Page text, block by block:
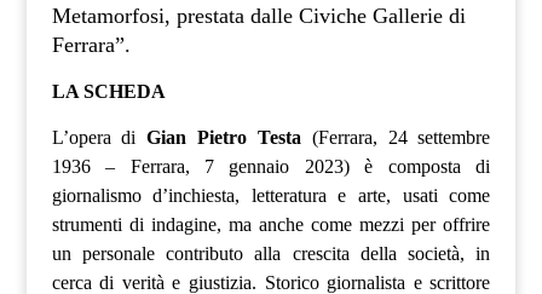
Metamorfosi, prestata dalle Civiche Gallerie di
Ferrara”.
LA SCHEDA
L’opera diGian Pietro Testa (Ferrara, 24 settembre
1936 – Ferrara, 7 gennaio 2023) è composta di
giornalismo d’inchiesta, letteratura e arte, usati come
strumenti di indagine, ma anche come mezzi per offrire
un personale contributo alla crescita della società, in
cerca di verità e giustizia. Storico giornalista e scrittore